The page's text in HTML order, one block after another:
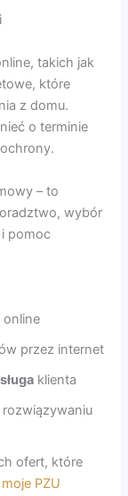
takich jak
które
z domu.
o terminie
– to
wybór
pomoc
online
przez internet
klienta
ofert, które
moje PZU